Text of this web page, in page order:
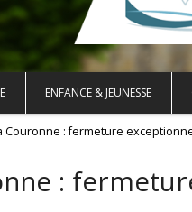
ENFANCE & JEUNESSE
Couronne : fermeture
: